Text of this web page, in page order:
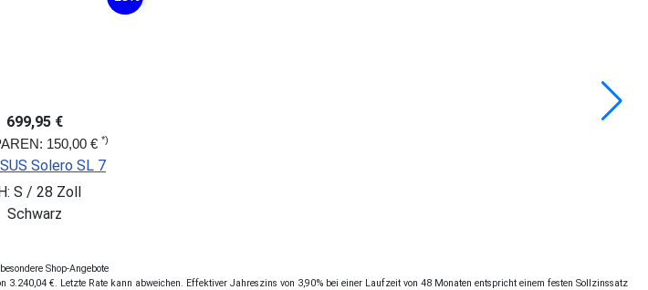
699,95 €
150,00 € *)
Solero SL 7
S / 28 Zoll
Schwarz
Shop-Angebote
€. Letzte Rate kann abweichen. Effektiver Jahreszins von 3,90% bei einer Laufzeit von 48 Monaten entspricht einem festen Sollzinssatz